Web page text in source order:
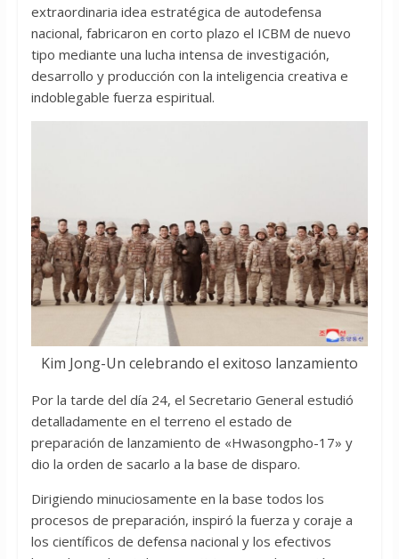
extraordinaria idea estratégica de autodefensa
nacional, fabricaron en corto plazo el ICBM de nuevo
tipo mediante una lucha intensa de investigación,
desarrollo y producción con la inteligencia creativa e
indoblegable fuerza espiritual.
Kim Jong-Un celebrando el exitoso lanzamiento
Por la tarde del día 24, el Secretario General estudió
detalladamente en el terreno el estado de
preparación de lanzamiento de «Hwasongpho-17» y
dio la orden de sacarlo a la base de disparo.
Dirigiendo minuciosamente en la base todos los
procesos de preparación, inspiró la fuerza y coraje a
los científicos de defensa nacional y los efectivos